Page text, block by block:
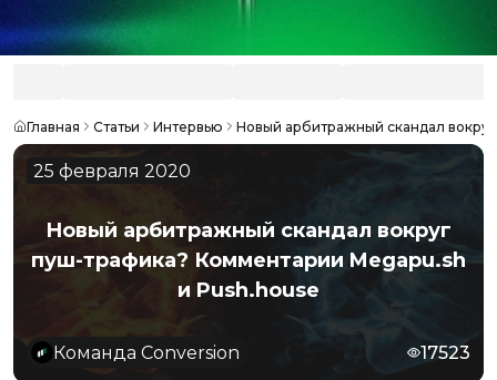
Главная Статьи Интервью Новый арбитражный скандал
25 февраля 2020
Новый арбитражный скандал вокруг
пуш-трафика? Комментарии Megapu.sh
и Push.house
Команда Conversion 17523